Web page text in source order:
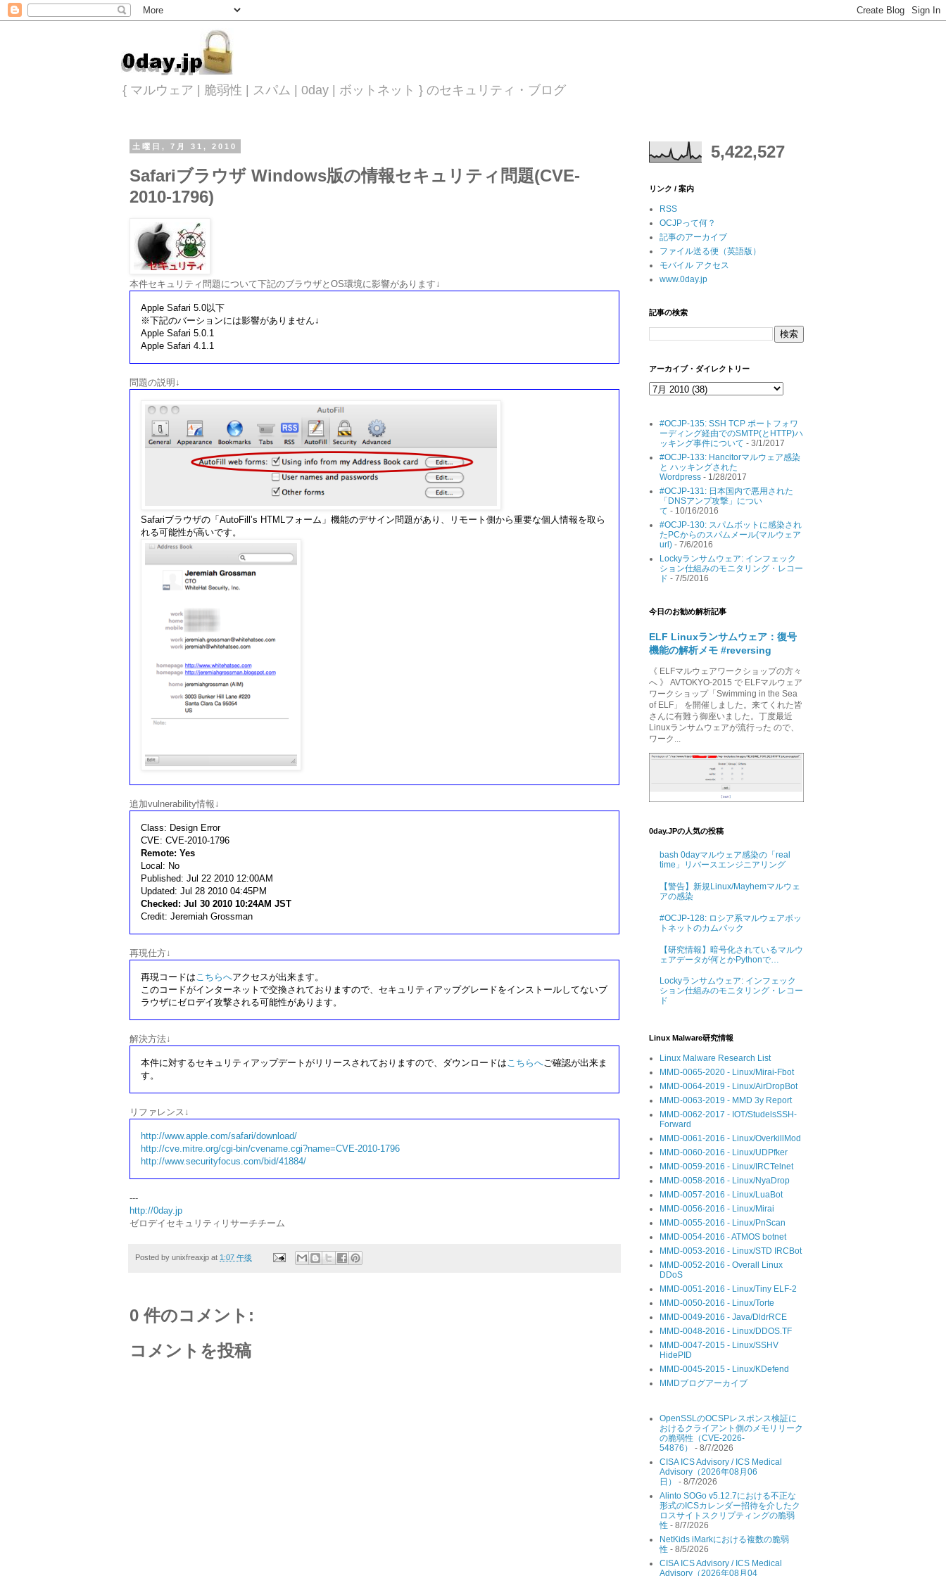
{ マルウェア | 脆弱性 | スパム | 0day | ボットネット } のセキュリティ・ブログ
土曜日, 7月 31, 2010
Safariブラウザ Windows版の情報セキュリティ問題(CVE-
2010-1796)
本件セキュリティ問題について下記のブラウザとOS環境に影響があります↓
Apple Safari 5.0以下
※下記のバーションには影響がありません↓
Apple Safari 5.0.1
Apple Safari 4.1.1
問題の説明↓
Safariブラウザの「AutoFill’s HTMLフォーム」機能のデサイン問題があり、リモート側から重要な個人情報を取ら
れる可能性が高いです。
追加vulnerability情報↓
Class: Design Error
CVE: CVE-2010-1796
Remote: Yes
Local: No
Published: Jul 22 2010 12:00AM
Updated: Jul 28 2010 04:45PM
Checked: Jul 30 2010 10:24AM JST
Credit: Jeremiah Grossman
再現仕方↓
再現コードは こちらへアクセスが出来ます。
このコードがインターネットで交換されておりますので、セキュリティアップグレードをインストールしてないブ
ラウザにゼロデイ攻撃される可能性があります。
解決方法↓
本件に対するセキュリティアップデートがリリースされておりますので、ダウンロードは こちらへ ご確認が出来ま
す。
リファレンス↓
http://www.apple.com/safari/download/
http://cve.mitre.org/cgi-bin/cvename.cgi?name=CVE-2010-1796
http://www.securityfocus.com/bid/41884/
---
http://0day.jp
ゼロデイセキュリティリサーチチーム
Posted by unixfreaxjp at 1:07 午後
0 件のコメント:
コメントを投稿
5,422,527
リンク / 案内
RSS
OCJPって何？
記事のアーカイブ
ファイル送る便（英語版）
モバイル アクセス
www.0day.jp
記事の検索
アーカイブ・ダイレクトリー
#OCJP-135: SSH TCP ポートフォワ
ーディング経由でのSMTP(とHTTP)ハ
ッキング事件について - 3/1/2017
#OCJP-133: Hancitorマルウェア感染
と ハッキングされた
Wordpress - 1/28/2017
#OCJP-131: 日本国内で悪用された
「DNSアンプ攻撃」につい
て - 10/16/2016
#OCJP-130: スパムボットに感染され
たPCからのスパムメール(マルウェア
url) - 7/6/2016
Lockyランサムウェア: インフェック
ション仕組みのモニタリング・レコー
ド - 7/5/2016
今日のお勧め解析記事
ELF Linuxランサムウェア：復号
機能の解析メモ #reversing
《 ELFマルウェアワークショップの方々
へ 》 AVTOKYO-2015 で ELFマルウェア
ワークショップ「Swimming in the Sea
of ELF」 を開催しました。来てくれた皆
さんに有難う御座いました。丁度最近
Linuxランサムウェアが流行った ので、
ワーク...
0day.JPの人気の投稿
bash 0dayマルウェア感染の「real
time」リバースエンジニアリング
【警告】新規Linux/Mayhemマルウェ
アの感染
#OCJP-128: ロシア系マルウェアボッ
トネットのカムバック
【研究情報】暗号化されているマルウ
ェアデータが何とかPythonで…
Lockyランサムウェア: インフェック
ション仕組みのモニタリング・レコー
ド
Linux Malware研究情報
Linux Malware Research List
MMD-0065-2020 - Linux/Mirai-Fbot
MMD-0064-2019 - Linux/AirDropBot
MMD-0063-2019 - MMD 3y Report
MMD-0062-2017 - IOT/StudelsSSH-
Forward
MMD-0061-2016 - Linux/OverkillMod
MMD-0060-2016 - Linux/UDPfker
MMD-0059-2016 - Linux/IRCTelnet
MMD-0058-2016 - Linux/NyaDrop
MMD-0057-2016 - Linux/LuaBot
MMD-0056-2016 - Linux/Mirai
MMD-0055-2016 - Linux/PnScan
MMD-0054-2016 - ATMOS botnet
MMD-0053-2016 - Linux/STD IRCBot
MMD-0052-2016 - Overall Linux
DDoS
MMD-0051-2016 - Linux/Tiny ELF-2
MMD-0050-2016 - Linux/Torte
MMD-0049-2016 - Java/DldrRCE
MMD-0048-2016 - Linux/DDOS.TF
MMD-0047-2015 - Linux/SSHV
HidePID
MMD-0045-2015 - Linux/KDefend
MMDブログアーカイブ
OpenSSLのOCSPレスポンス検証に
おけるクライアント側のメモリリーク
の脆弱性（CVE-2026-
54876）
- 8/7/2026
CISA ICS Advisory / ICS Medical
Advisory（2026年08月06
日）
- 8/7/2026
Alinto SOGo v5.12.7における不正な
形式のICSカレンダー招待を介したク
ロスサイトスクリプティングの脆弱
性 - 8/7/2026
NetKids iMarkにおける複数の脆弱
性 - 8/5/2026
CISA ICS Advisory / ICS Medical
Advisory（2026年08月04